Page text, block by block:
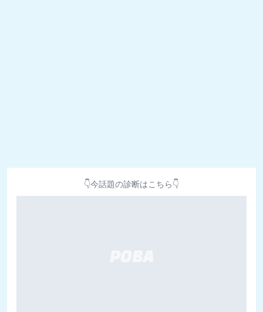
👇今話題の診断はこちら👇